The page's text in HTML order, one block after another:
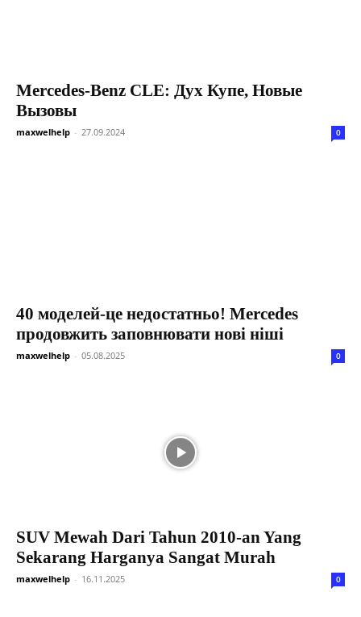
Mercedes-Benz CLE: Дух Купе, Новые
Вызовы
maxwelhelp - 27.09.2024 0
40 моделей-це недостатньо! Mercedes
продовжить заповнювати нові ніші
maxwelhelp - 05.08.2025 0
SUV Mewah Dari Tahun 2010-an Yang
Sekarang Harganya Sangat Murah
maxwelhelp - 16.11.2025 0